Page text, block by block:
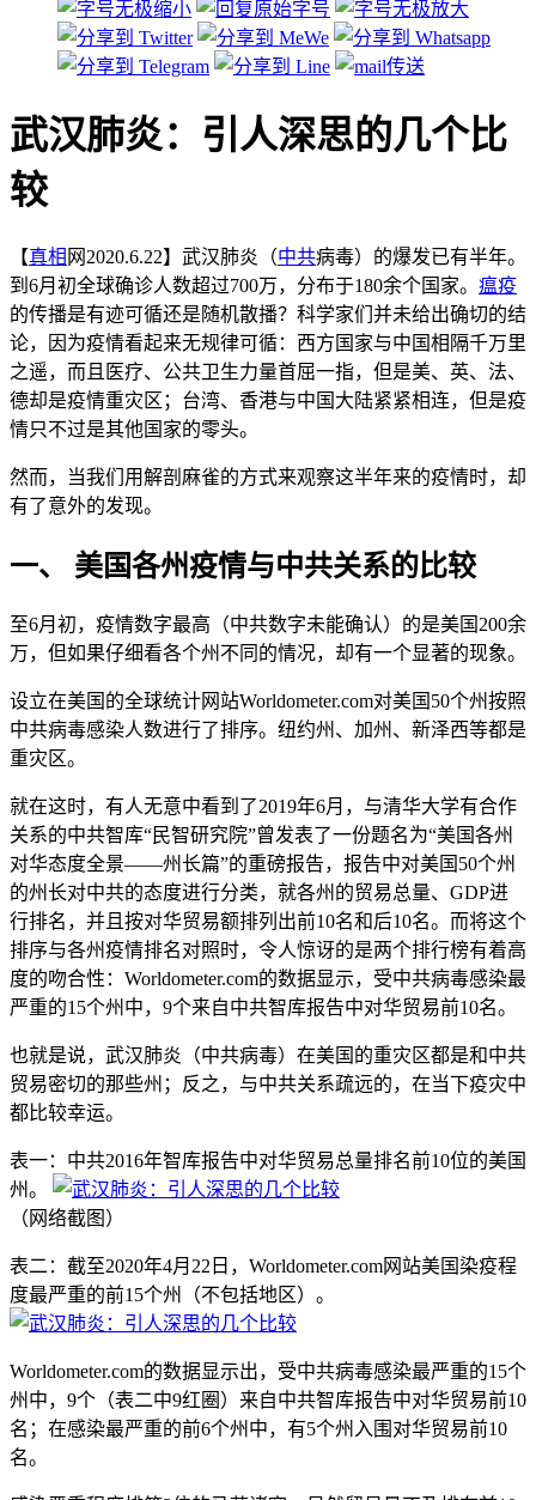
武汉肺炎：引人深思的几个比
较
【真相 网2020.6.22】武汉肺炎（中共病毒）的爆发已有半年。
到6月初全球确诊人数超过700万，分布于180余个国家。 瘟疫
的传播是有迹可循还是随机散播？科学家们并未给出确切的结
论，因为疫情看起来无规律可循：西方国家与中国相隔千万里
之遥，而且医疗、公共卫生力量首屈一指，但是美、英、法、
德却是疫情重灾区；台湾、香港与中国大陆紧紧相连，但是疫
情只不过是其他国家的零头。
然而，当我们用解剖麻雀的方式来观察这半年来的疫情时，却
有了意外的发现。
一、 美国各州疫情与中共关系的比较
至6月初，疫情数字最高（中共数字未能确认）的是美国200余
万，但如果仔细看各个州不同的情况，却有一个显著的现象。
设立在美国的全球统计网站Worldometer.com对美国50个州按照
中共病毒感染人数进行了排序。纽约州、加州、新泽西等都是
重灾区。
就在这时，有人无意中看到了2019年6月，与清华大学有合作
关系的中共智库“民智研究院”曾发表了一份题名为“美国各州
对华态度全景——州长篇”的重磅报告，报告中对美国50个州
的州长对中共的态度进行分类，就各州的贸易总量、GDP进
行排名，并且按对华贸易额排列出前10名和后10名。而将这个
排序与各州疫情排名对照时，令人惊讶的是两个排行榜有着高
度的吻合性：Worldometer.com的数据显示，受中共病毒感染最
严重的15个州中，9个来自中共智库报告中对华贸易前10名。
也就是说，武汉肺炎（中共病毒）在美国的重灾区都是和中共
贸易密切的那些州；反之，与中共关系疏远的，在当下疫灾中
都比较幸运。
表一：中共2016年智库报告中对华贸易总量排名前10位的美国
州。
（网络截图）
表二：截至2020年4月22日，Worldometer.com网站美国染疫程
度最严重的前15个州（不包括地区）。
Worldometer.com的数据显示出，受中共病毒感染最严重的15个
州中，9个（表二中9红圈）来自中共智库报告中对华贸易前10
名；在感染最严重的前6个州中，有5个州入围对华贸易前10
名。